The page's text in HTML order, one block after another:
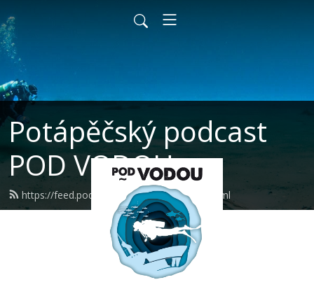
Potápěčský podcast
POD VODOU
https://feed.podbean.com/podvodou/feed.xml